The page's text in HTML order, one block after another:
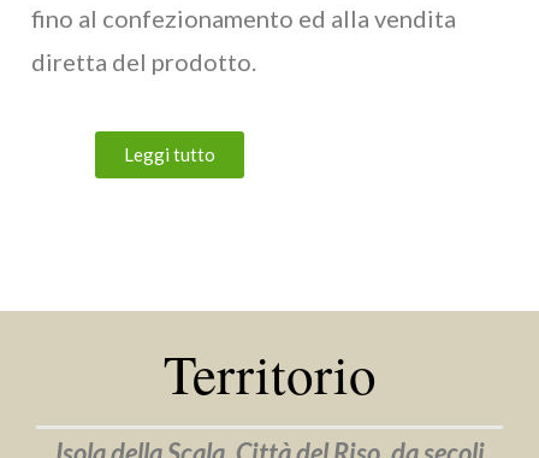
fino al confezionamento ed alla vendita
diretta del prodotto.
Leggi tutto
Territorio